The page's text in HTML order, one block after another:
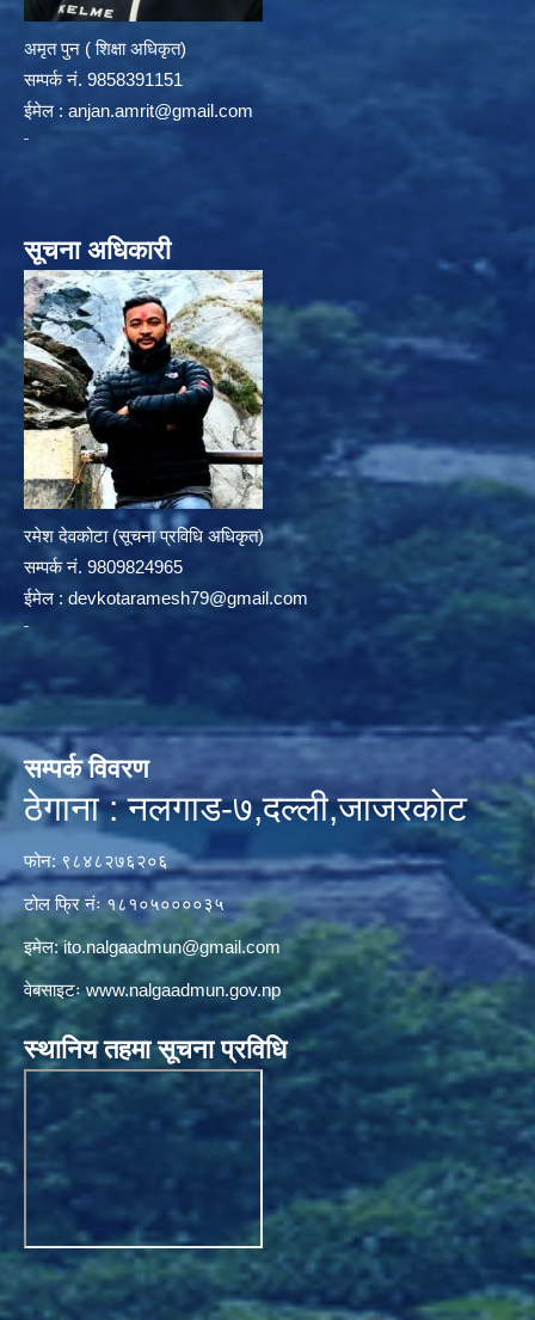
अमृत पुन ( शिक्षा अधिकृत)
सम्पर्क न‌ं. 9858391151
ईमेल : anjan.amrit@gmail.com
सूचना अधिकारी
रमेश देवकोटा (सूचना प्रविधि अधिकृत)
सम्पर्क न‌ं. 9809824965
ईमेल : devkotaramesh79@gmail.com
सम्पर्क विवरण
ठेगाना : नलगाड-७,दल्ली,जाजरकाेट
फोन: ९८४८२७६२०६
टोल फ्रि नंः १८१०५००००३५
इमेल:ito.nalgaadmun@gmail.com
वेबसाइटःwww.nalgaadmun.gov.np
स्थानिय तहमा सूचना प्रविधि